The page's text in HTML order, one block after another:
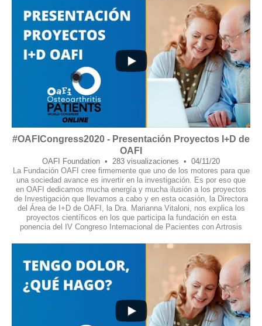
#OAFICongress2020 - Presentación Proyectos I+D de
OAFI
OAFI Foundation 283 visualizaciones
04/11/20
La Fundación OAFI cree firmemente que uno de los motores para que
una sociedad avance es invertir en la investigación. Es por eso que
en OAFI dedicamos mucha energía y mucha ilusión a los proyectos
de Investigación que llevamos a cabo y en esta ocasión, la Directora
del Área de I+D de OAFI, la Dra. Marianna Vitaloni, nos explica los
proyectos científicos en los que participa la fundación en esta
ponencia del IV Congreso Internacional de Pacientes con Artrosis